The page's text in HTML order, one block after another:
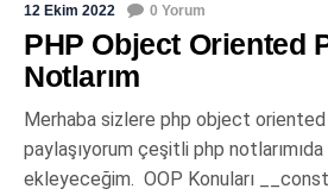
12 Ekim 2022 0 Yorum
PHP Object Oriented
Notlarım
Merhaba sizlere php object oriented
paylaşıyorum çeşitli php
ekleyeceğim. OOP Konuları